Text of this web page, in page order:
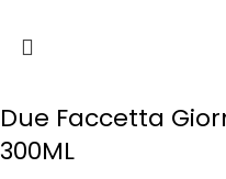
Due Faccetta
300ML